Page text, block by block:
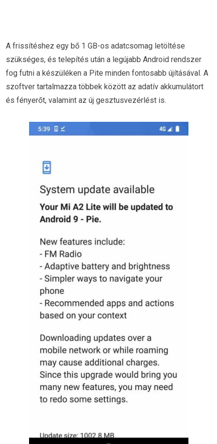
A frissítéshez egy bő 1 GB-os adatcsomag letöltése
szükséges, és telepítés után a legújabb Android rendszer
fog futni a készüléken a Pite minden fontosabb újításával. A
szoftver tartalmazza többek között az adatív akkumulátort
és fényerőt, valamint az új gesztusvezérlést is.